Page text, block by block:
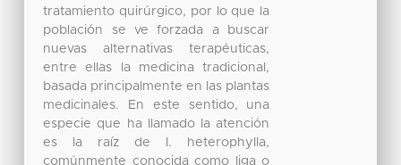
tratamiento quirúrgico, por lo que la
población se ve forzada a buscar
nuevas alternativas terapéuticas,
entre ellas la medicina tradicional,
basada principalmente en las plantas
medicinales. En este sentido, una
especie que ha llamado la atención
es la raíz de I. heterophylla,
comúnmente conocida como liga o